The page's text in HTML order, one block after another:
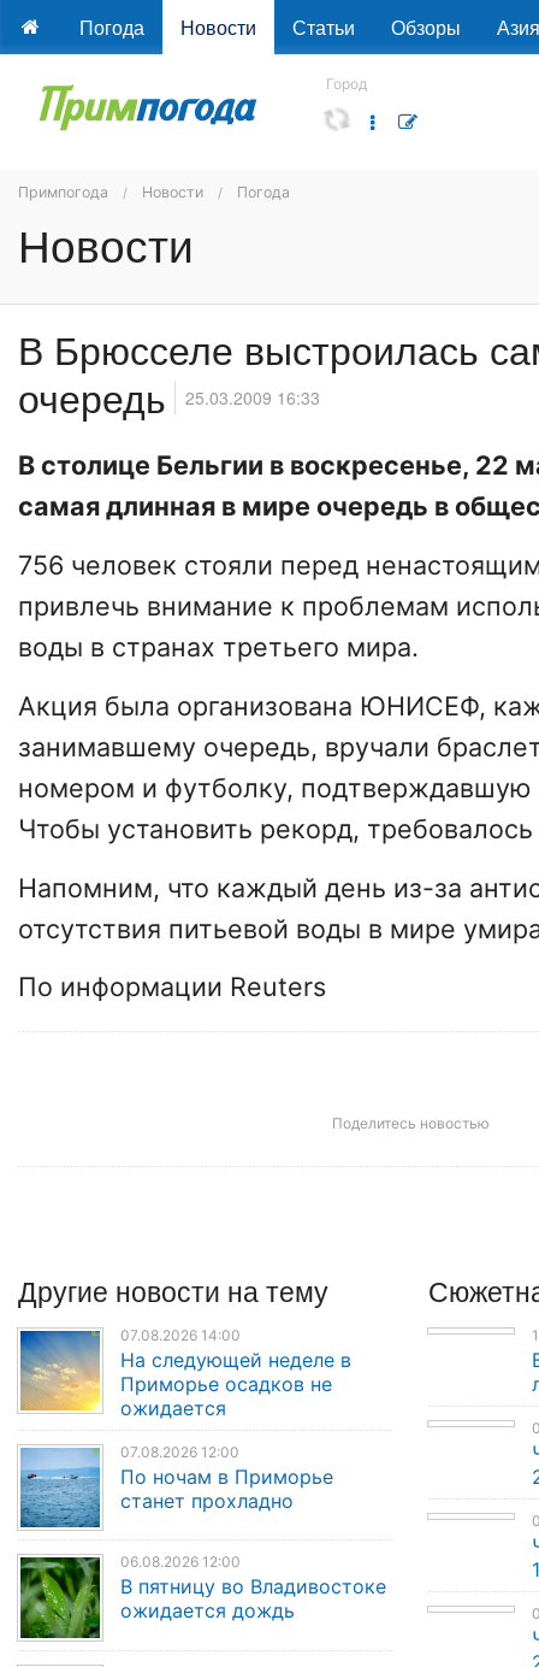
Погода Новости Статьи Обзоры Азия
Город
Примпогода Новости Погода
Новости
В Брюсселе выстроилась
очередь
25.03.2009 16:33
В столице Бельгии в воскресенье, 22
самая длинная в мире очередь в
756 человек стояли перед
привлечь внимание к проблемам
воды в странах третьего мира.
Акция была организована ЮНИСЕФ,
занимавшему очередь, вручали
номером и футболку, подтверждавшую
Чтобы установить рекорд,
Напомним, что каждый день из-за
отсутствия питьевой воды в мире
По информации Reuters
Поделитесь новостью
Другие новости на тему
07.08.2026 14:00
На следующей неделе в
Приморье осадков не
ожидается
07.08.2026 12:00
По ночам в Приморье
станет прохладно
06.08.2026 12:00
В пятницу во Владивостоке
ожидается дождь